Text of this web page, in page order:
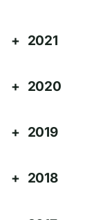
2021
2020
2019
2018